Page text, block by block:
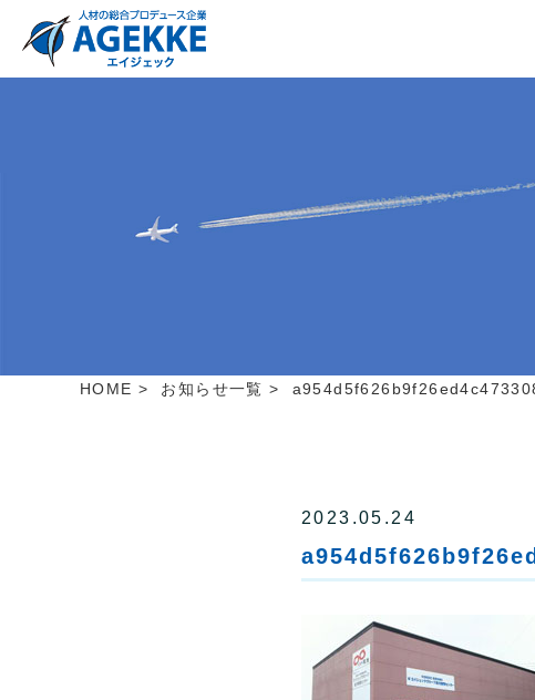
HOME > お知らせ一覧 >
2023.05.24